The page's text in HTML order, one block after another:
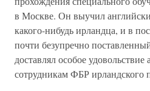
в Москве. Он выучил
какого-нибудь ирландца, и в
почти безупречно
доставлял особое
сотрудникам ФБР ирландского